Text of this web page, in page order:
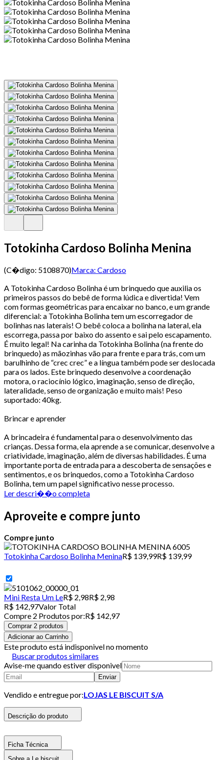
Totokinha Cardoso Bolinha Menina
(C�digo: 5108870)Marca: Cardoso
A Totokinha Cardoso Bolinha é um brinquedo que auxilia os
primeiros passos do bebê de forma lúdica e divertida! Vem
com formas geométricas para encaixar no banco, e um grande
diferencial: a Totokinha Bolinha tem um escorregador de
bolinhas nas laterais! O bebê coloca a bolinha na lateral, ela
escorrega, passa por baixo do assento e sai pelo escapamento.
É muito legal! Na carinha da Totokinha Bolinha (na frente do
brinquedo) as mãozinhas vão para frente e para trás, com um
barulhinho de “crec crec” e a língua também pode ser deslocada
para os lados. Este brinquedo desenvolve a coordenação
motora, o raciocínio lógico, imaginação, senso de direção,
lateralidade, senso de organização e muito mais! Peso
suportado: 40kg.
Brincar e aprender
A brincadeira é fundamental para o desenvolvimento das
crianças. Dessa forma, ela aprende a se comunicar, desenvolve a
criatividade, imaginação, além de diversas habilidades. É uma
importante porta de entrada para a descoberta de sensações e
sentimentos, e os brinquedos, como a Totokinha Cardoso
Bolinha, tem um papel significativo nesse processo.
Ler descri��o completa
Aproveite e compre junto
Compre junto
Totokinha Cardoso Bolinha MeninaR$ 139,99R$ 139,99
Mini Resta Um LeR$ 2,98R$ 2,98
R$ 142,97Valor Total
Compre 2 Produtos por:R$ 142,97
Comprar 2 produtos
Adicionar ao Carrinho
Este produto está indisponivel no momento
Buscar produtos similares
Avise-me quando estiver disponivel
Enviar
Vendido e entregue por:LOJAS LE BISCUIT S/A
Descrição do produto
Ficha Técnica